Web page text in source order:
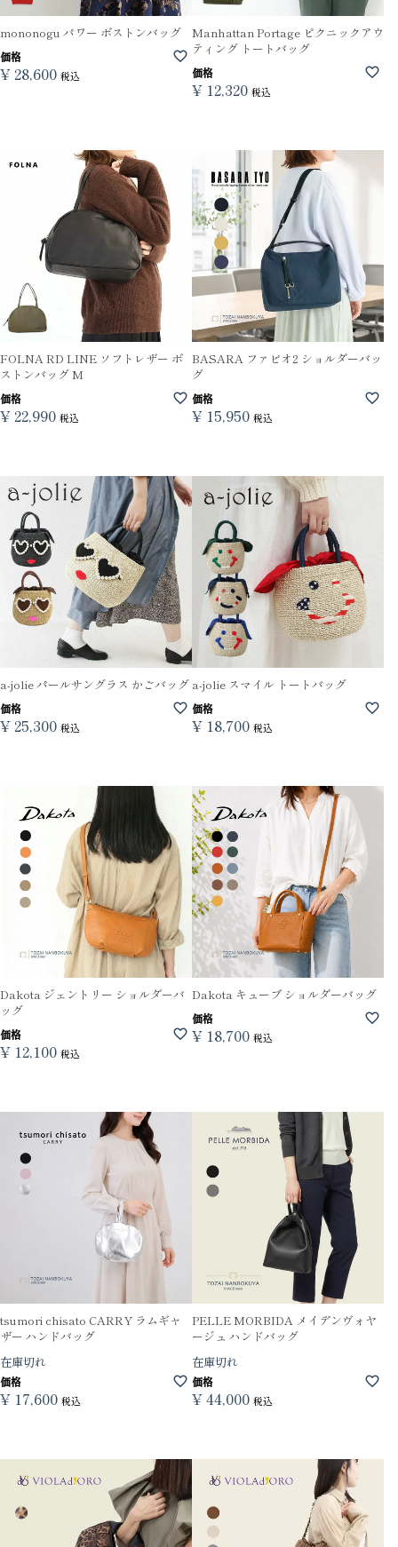
mononogu パワー ボストンバッグ
価格
¥28,600 税込
Manhattan Portage ピクニックアウ
ティング トートバッグ
価格
¥ 12,320 税込
FOLNA RD LINE ソフトレザー ボ
ストンバッグ M
価格
¥22,990 税込
BASARA ファビオ2 ショルダーバッ
グ
価格
¥ 15,950 税込
a-jolie パールサングラス かごバッグ
価格
¥25,300 税込
a-jolie スマイル トートバッグ
価格
¥ 18,700 税込
Dakota ジェントリー ショルダーバ
ッグ
価格
¥ 12,100 税込
Dakota キューブ ショルダーバッグ
価格
¥ 18,700 税込
tsumori chisato CARRY ラムギャ
ザー ハンドバッグ
在庫切れ
価格
¥ 17,600 税込
PELLE MORBIDA メイデンヴォヤ
ージュ ハンドバッグ
在庫切れ
価格
¥44,000 税込